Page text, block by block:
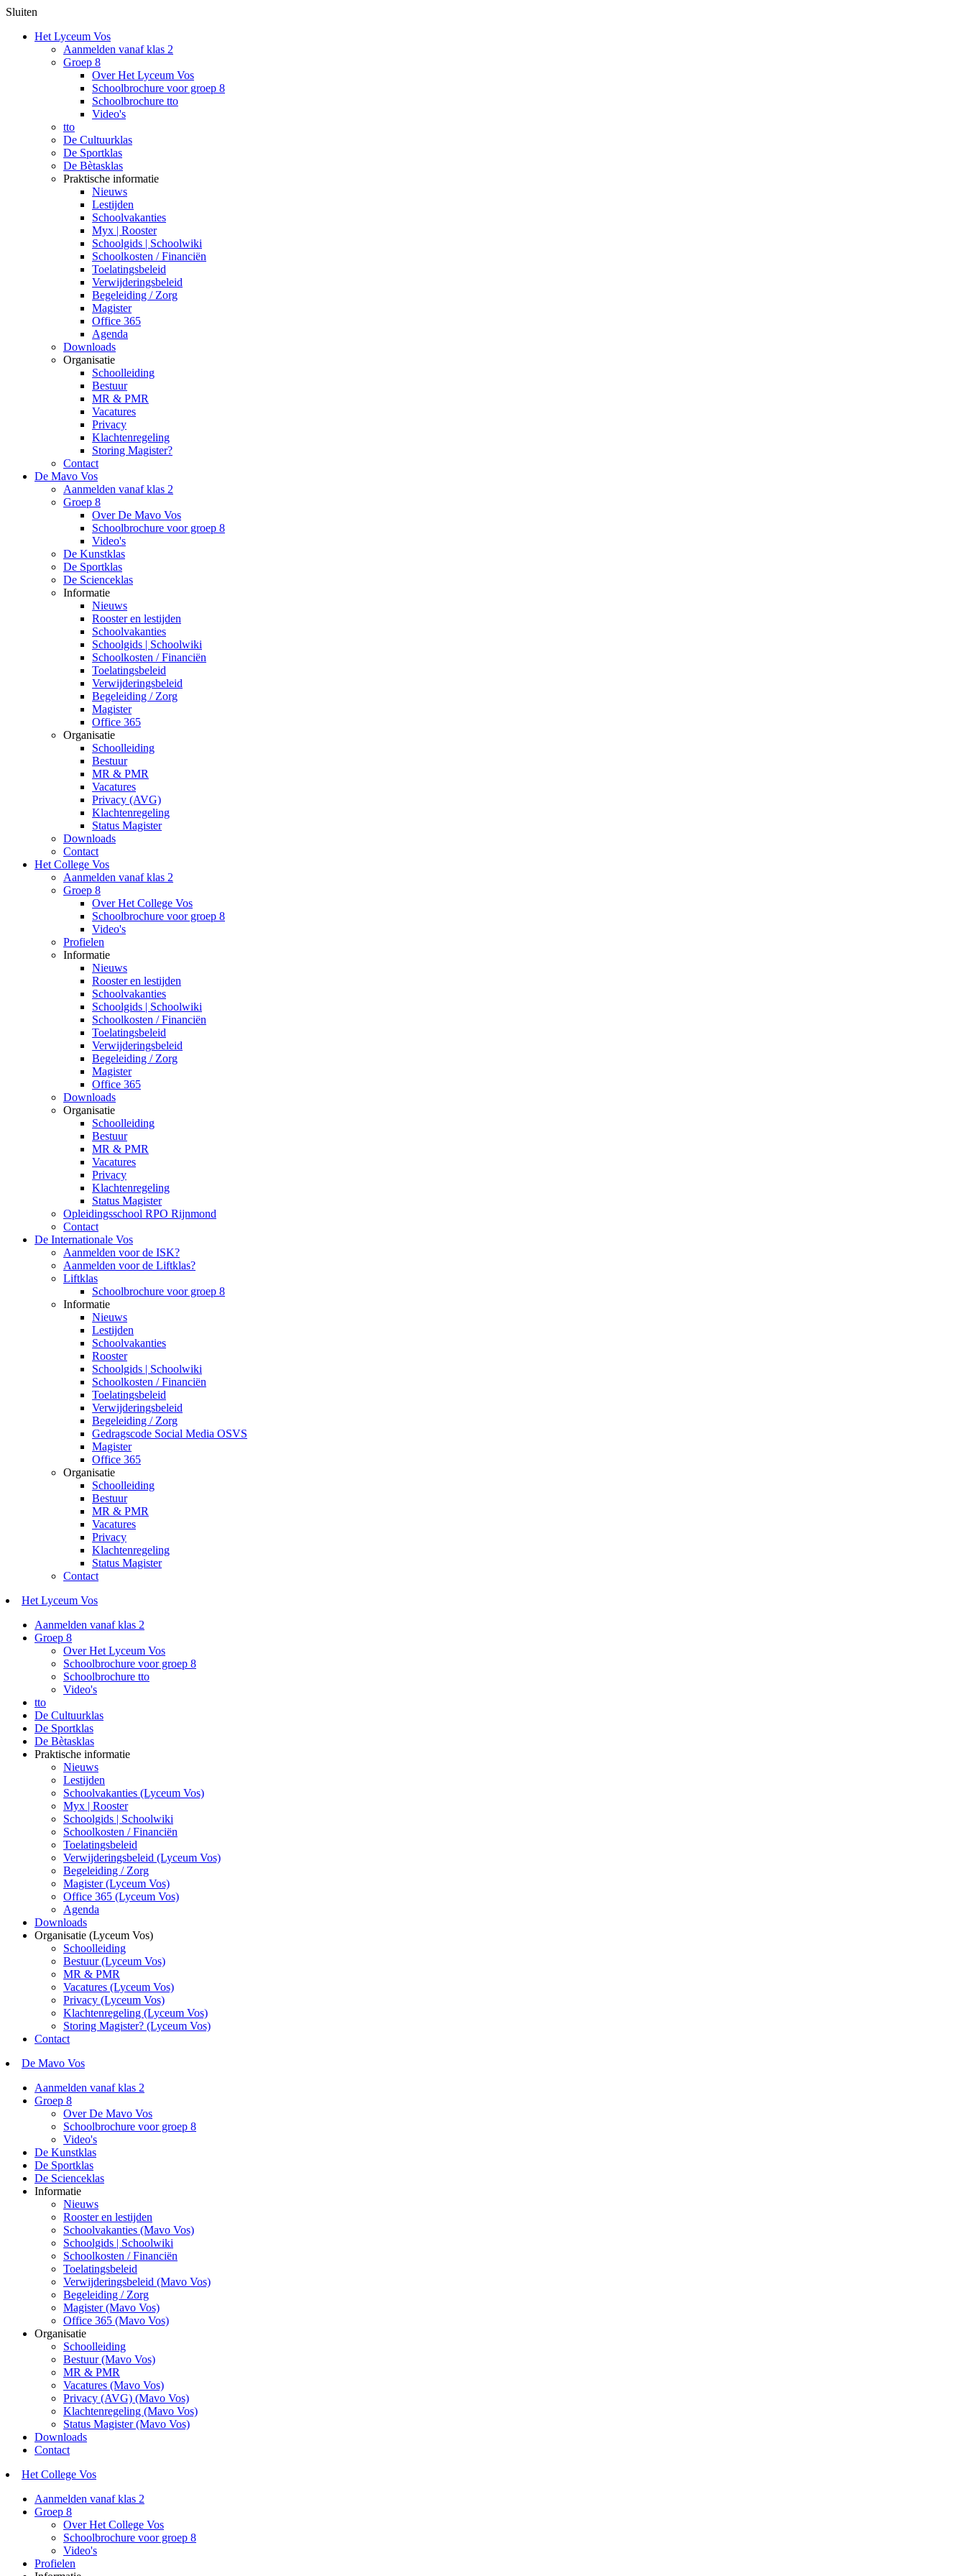
Sluiten
Het Lyceum Vos
Aanmelden vanaf klas 2
Groep 8
Over Het Lyceum Vos
Schoolbrochure voor groep 8
Schoolbrochure tto
Video's
tto
De Cultuurklas
De Sportklas
De Bètasklas
Praktische informatie
Nieuws
Lestijden
Schoolvakanties
Myx | Rooster
Schoolgids | Schoolwiki
Schoolkosten / Financiën
Toelatingsbeleid
Verwijderingsbeleid
Begeleiding / Zorg
Magister
Office 365
Agenda
Downloads
Organisatie
Schoolleiding
Bestuur
MR & PMR
Vacatures
Privacy
Klachtenregeling
Storing Magister?
Contact
De Mavo Vos
Aanmelden vanaf klas 2
Groep 8
Over De Mavo Vos
Schoolbrochure voor groep 8
Video's
De Kunstklas
De Sportklas
De Scienceklas
Informatie
Nieuws
Rooster en lestijden
Schoolvakanties
Schoolgids | Schoolwiki
Schoolkosten / Financiën
Toelatingsbeleid
Verwijderingsbeleid
Begeleiding / Zorg
Magister
Office 365
Organisatie
Schoolleiding
Bestuur
MR & PMR
Vacatures
Privacy (AVG)
Klachtenregeling
Status Magister
Downloads
Contact
Het College Vos
Aanmelden vanaf klas 2
Groep 8
Over Het College Vos
Schoolbrochure voor groep 8
Video's
Profielen
Informatie
Nieuws
Rooster en lestijden
Schoolvakanties
Schoolgids | Schoolwiki
Schoolkosten / Financiën
Toelatingsbeleid
Verwijderingsbeleid
Begeleiding / Zorg
Magister
Office 365
Downloads
Organisatie
Schoolleiding
Bestuur
MR & PMR
Vacatures
Privacy
Klachtenregeling
Status Magister
Opleidingsschool RPO Rijnmond
Contact
De Internationale Vos
Aanmelden voor de ISK?
Aanmelden voor de Liftklas?
Liftklas
Schoolbrochure voor groep 8
Informatie
Nieuws
Lestijden
Schoolvakanties
Rooster
Schoolgids | Schoolwiki
Schoolkosten / Financiën
Toelatingsbeleid
Verwijderingsbeleid
Begeleiding / Zorg
Gedragscode Social Media OSVS
Magister
Office 365
Organisatie
Schoolleiding
Bestuur
MR & PMR
Vacatures
Privacy
Klachtenregeling
Status Magister
Contact
Het Lyceum Vos
Aanmelden vanaf klas 2
Groep 8
Over Het Lyceum Vos
Schoolbrochure voor groep 8
Schoolbrochure tto
Video's
tto
De Cultuurklas
De Sportklas
De Bètasklas
Praktische informatie
Nieuws
Lestijden
Schoolvakanties (Lyceum Vos)
Myx | Rooster
Schoolgids | Schoolwiki
Schoolkosten / Financiën
Toelatingsbeleid
Verwijderingsbeleid (Lyceum Vos)
Begeleiding / Zorg
Magister (Lyceum Vos)
Office 365 (Lyceum Vos)
Agenda
Downloads
Organisatie (Lyceum Vos)
Schoolleiding
Bestuur (Lyceum Vos)
MR & PMR
Vacatures (Lyceum Vos)
Privacy (Lyceum Vos)
Klachtenregeling (Lyceum Vos)
Storing Magister? (Lyceum Vos)
Contact
De Mavo Vos
Aanmelden vanaf klas 2
Groep 8
Over De Mavo Vos
Schoolbrochure voor groep 8
Video's
De Kunstklas
De Sportklas
De Scienceklas
Informatie
Nieuws
Rooster en lestijden
Schoolvakanties (Mavo Vos)
Schoolgids | Schoolwiki
Schoolkosten / Financiën
Toelatingsbeleid
Verwijderingsbeleid (Mavo Vos)
Begeleiding / Zorg
Magister (Mavo Vos)
Office 365 (Mavo Vos)
Organisatie
Schoolleiding
Bestuur (Mavo Vos)
MR & PMR
Vacatures (Mavo Vos)
Privacy (AVG) (Mavo Vos)
Klachtenregeling (Mavo Vos)
Status Magister (Mavo Vos)
Downloads
Contact
Het College Vos
Aanmelden vanaf klas 2
Groep 8
Over Het College Vos
Schoolbrochure voor groep 8
Video's
Profielen